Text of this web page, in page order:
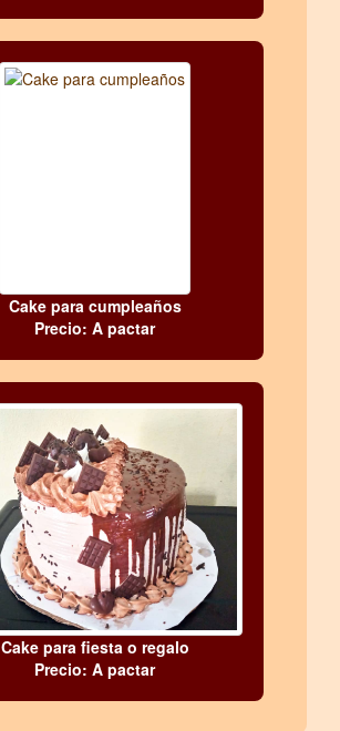
Cake para cumpleaños
Precio: A pactar
Cake para fiesta o regalo
Precio: A pactar